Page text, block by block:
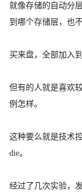
就像存储的自动分
到哪个存储层，也
买来盘，全部加入
但有的人就是喜欢
例怎样。
这种要么就是技术
die。
经过了几次实验，